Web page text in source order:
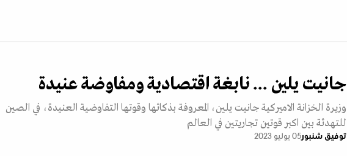
جانيت يلين ... نابغة اقتصادية ومفاوضة عنيدة
وزيرة الخزانة الاميركية جانيت يلين، المعروفة بذكائها وقوتها التفاوضية العنيدة، في الصين
للتهدئة بين اكبر قوتين تجاريتين في العالم
توفيق شنبور05 يوليو 2023